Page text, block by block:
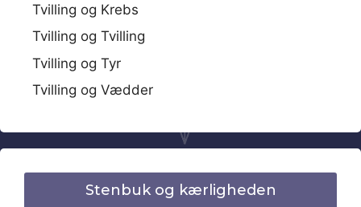
Tvilling og Krebs
Tvilling og Tvilling
Tvilling og Tyr
Tvilling og Vædder
Stenbuk og kærligheden